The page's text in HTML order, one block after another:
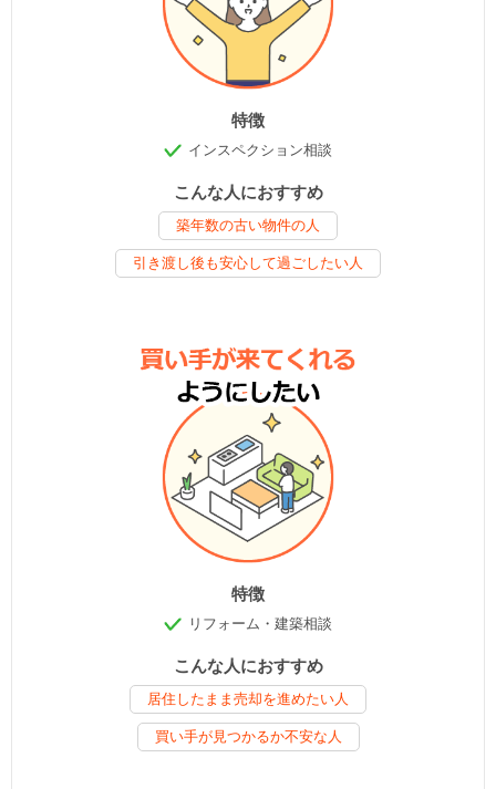
特徴
インスペクション相談
こんな人におすすめ
築年数の古い物件の人
引き渡し後も安心して過ごしたい人
特徴
リフォーム・建築相談
こんな人におすすめ
居住したまま売却を進めたい人
買い手が見つかるか不安な人